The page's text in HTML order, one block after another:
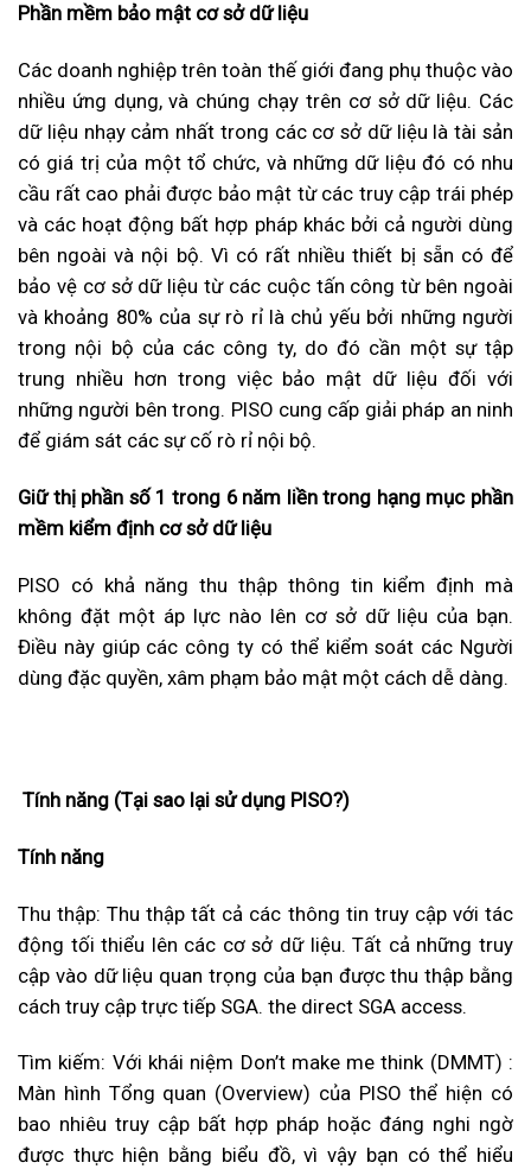
Phần mềm bảo mật cơ sở dữ liệu
Các doanh nghiệp trên toàn thế giới đang phụ thuộc vào
nhiều ứng dụng, và chúng chạy trên cơ sở dữ liệu. Các
dữ liệu nhạy cảm nhất trong các cơ sở dữ liệu là tài sản
có giá trị của một tổ chức, và những dữ liệu đó có nhu
cầu rất cao phải được bảo mật từ các truy cập trái phép
và các hoạt động bất hợp pháp khác bởi cả người dùng
bên ngoài và nội bộ. Vì có rất nhiều thiết bị sẵn có để
bảo vệ cơ sở dữ liệu từ các cuộc tấn công từ bên ngoài
và khoảng 80% của sự rò rỉ là chủ yếu bởi những người
trong nội bộ của các công ty, do đó cần một sự tập
trung nhiều hơn trong việc bảo mật dữ liệu đối với
những người bên trong. PISO cung cấp giải pháp an ninh
để giám sát các sự cố rò rỉ nội bộ.
Giữ thị phần số 1 trong 6 năm liền trong hạng mục phần
mềm kiểm định cơ sở dữ liệu
PISO có khả năng thu thập thông tin kiểm định mà
không đặt một áp lực nào lên cơ sở dữ liệu của bạn.
Điều này giúp các công ty có thể kiểm soát các Người
dùng đặc quyền, xâm phạm bảo mật một cách dễ dàng.
Tính năng (Tại sao lại sử dụng PISO?)
Tính năng
Thu thập: Thu thập tất cả các thông tin truy cập với tác
động tối thiểu lên các cơ sở dữ liệu. Tất cả những truy
cập vào dữ liệu quan trọng của bạn được thu thập bằng
cách truy cập trực tiếp SGA. the direct SGA access.
Tìm kiếm: Với khái niệm Don’t make me think (DMMT) :
Màn hình Tổng quan (Overview) của PISO thể hiện có
bao nhiêu truy cập bất hợp pháp hoặc đáng nghi ngờ
được thực hiện bằng biểu đồ, vì vậy bạn có thể hiểu